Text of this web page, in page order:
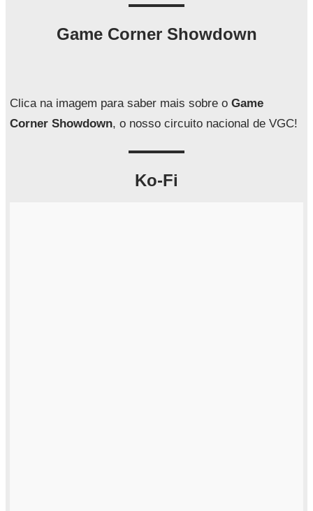
a
Game Corner Showdown
Clica na imagem para saber mais sobre o Game
Corner Showdown, o nosso circuito nacional de VGC!
Ko-Fi